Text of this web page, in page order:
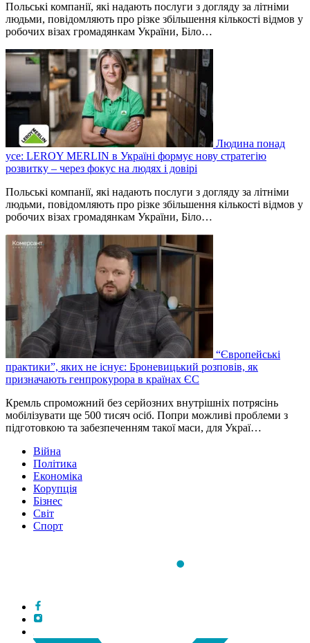
Польські компанії, які надають послуги з догляду за літніми
людьми, повідомляють про різке збільшення кількості відмов у
робочих візах громадянкам України, Біло…
Людина понад
усе: LEROY MERLIN в Україні формує нову стратегію
розвитку – через фокус на людях і довірі
Польські компанії, які надають послуги з догляду за літніми
людьми, повідомляють про різке збільшення кількості відмов у
робочих візах громадянкам України, Біло…
“Європейські
практики”, яких не існує: Броневицький розповів, як
призначають генпрокурора в країнах ЄС
Кремль спроможний без серйозних внутрішніх потрясінь
мобілізувати ще 500 тисяч осіб. Попри можливі проблеми з
підготовкою та забезпеченням такої маси, для Украї…
Війна
Політика
Економіка
Корупція
Бізнес
Світ
Спорт